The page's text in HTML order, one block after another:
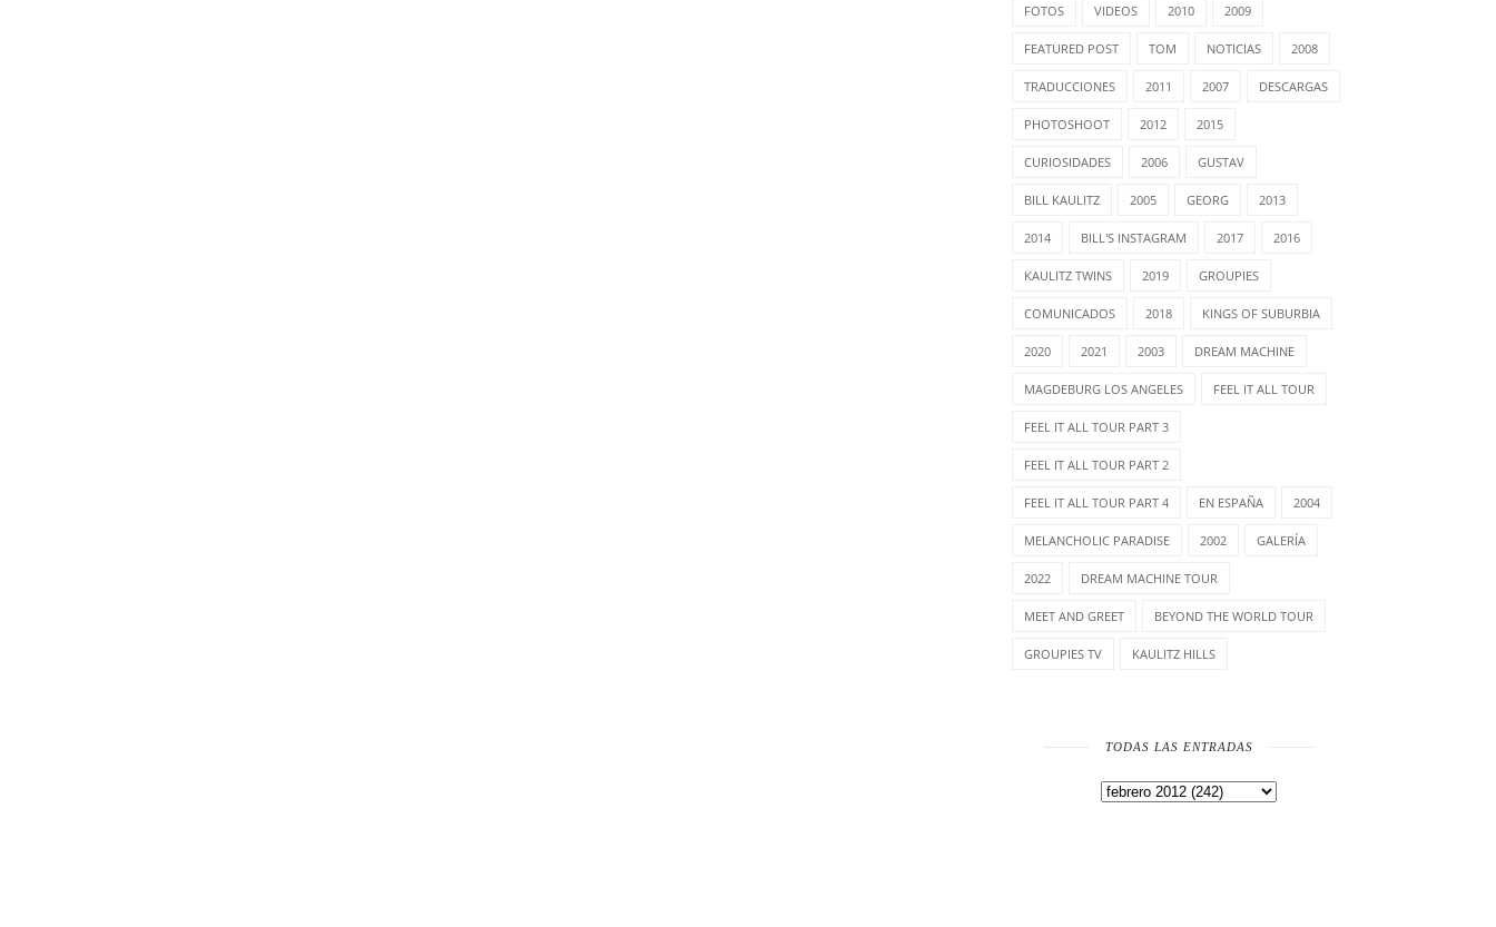
FOTOS VIDEOS 2010 2009
FEATURED POST TOM NOTICIAS 2008
TRADUCCIONES 2011 2007 DESCARGAS
PHOTOSHOOT 2012 2015
CURIOSIDADES 2006 GUSTAV
BILL KAULITZ 2005 GEORG 2013
2014 BILL'S INSTAGRAM 2017 2016
KAULITZ TWINS 2019 GROUPIES
COMUNICADOS 2018 KINGS OF SUBURBIA
2020 2021 2003 DREAM MACHINE
MAGDEBURG LOS ANGELES FEEL IT ALL TOUR
FEEL IT ALL TOUR PART 3
FEEL IT ALL TOUR PART 2
FEEL IT ALL TOUR PART 4 EN ESPAÑA 2004
MELANCHOLIC PARADISE 2002 GALERÍA
2022 DREAM MACHINE TOUR
MEET AND GREET BEYOND THE WORLD TOUR
GROUPIES TV KAULITZ HILLS
TODAS LAS ENTRADAS